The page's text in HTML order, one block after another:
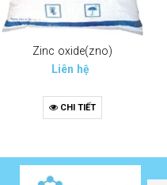
Zinc oxide(zno)
Liên hệ
CHI TIẾT